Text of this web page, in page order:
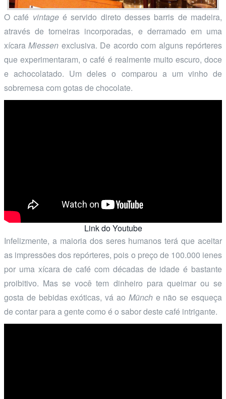
O café vintageé servido direto desses barris de madeira,
através de torneiras incorporadas, e derramado em uma
xícaraMiessen exclusiva. De acordo com alguns repórteres
que experimentaram, o café é realmente muito escuro, doce
e achocolatado. Um deles o comparou a um vinho de
sobremesa com gotas de chocolate.
Link do Youtube
Infelizmente, a maioria dos seres humanos terá que aceitar
as impressões dos repórteres, pois o preço de 100.000 ienes
por uma xícara de café com décadas de idade é bastante
proibitivo. Mas se você tem dinheiro para queimar ou se
gosta de bebidas exóticas, vá ao Münche não se esqueça
de contar para a gente como é o sabor deste café intrigante.